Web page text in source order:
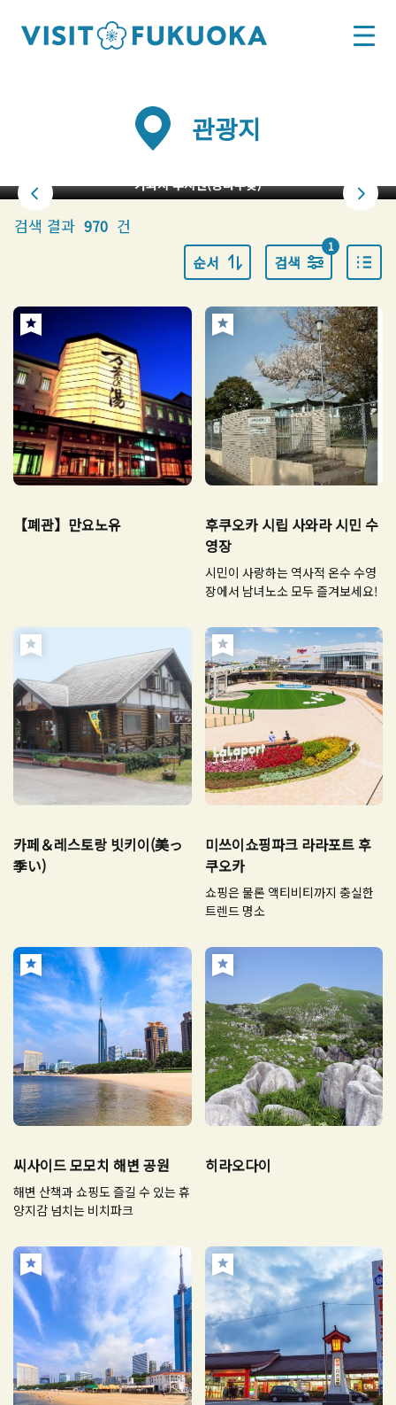
관광지
가와치 후지엔(등나무꽃)
검색 결과 970 건
순서 검색
1
【폐관】만요노유
후쿠오카 시립 사와라 시민 수
영장
시민이 사랑하는 역사적 온수 수영
장에서 남녀노소 모두 즐겨보세요!
카페＆레스토랑 빗키이(美っ
季い)
미쓰이쇼핑파크 라라포트 후
쿠오카
쇼핑은 물론 액티비티까지 충실한
트렌드 명소
씨사이드 모모치 해변 공원
해변 산책과 쇼핑도 즐길 수 있는 휴
양지감 넘치는 비치파크
히라오다이